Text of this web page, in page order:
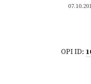
OPI ID: